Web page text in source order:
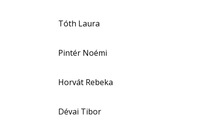
Tóth Laura
Pintér Noémi
Horvát Rebeka
Dévai Tibor